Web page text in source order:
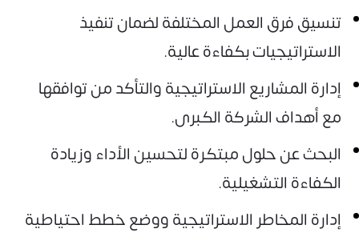
تنسيق فرق العمل المختلفة لضمان تنفيذ
الاستراتيجيات بكفاءة عالية.
إدارة المشاريع الاستراتيجية والتأكد من توافقها
مع أهداف الشركة الكبرى.
البحث عن حلول مبتكرة لتحسين الأداء وزيادة
الكفاءة التشغيلية.
إدارة المخاطر الاستراتيجية ووضع خطط احتياطية